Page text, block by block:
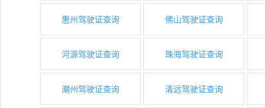
惠州驾驶证查询 佛山驾驶证查询
河源驾驶证查询 珠海驾驶证查询
潮州驾驶证查询 清远驾驶证查询